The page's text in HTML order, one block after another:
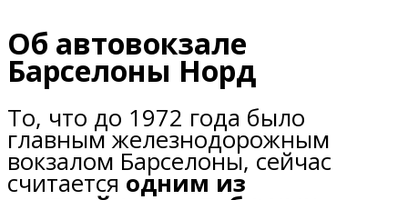
Об автовокзале
Барселоны Норд
То, что до 1972 года было
главным железнодорожным
вокзалом Барселоны, сейчас
считается одним из